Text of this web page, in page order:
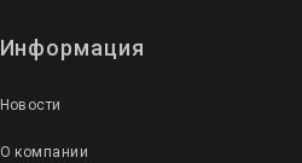
Информация
Новости
О компании